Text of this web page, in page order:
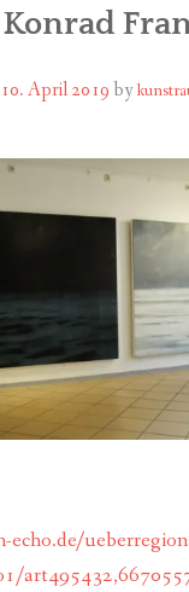
Konrad
10. April 2019by
echo.de/